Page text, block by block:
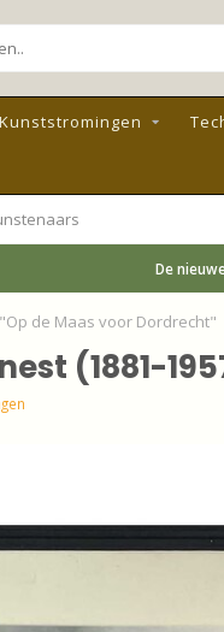
Kunststromingen
De
de Maas voor Dordrecht"
(1881-